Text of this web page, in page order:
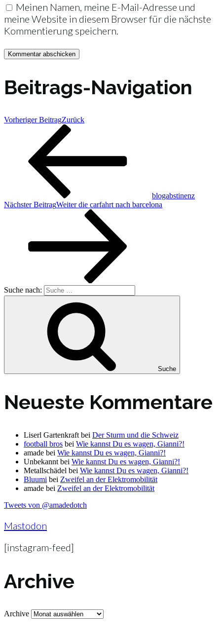
Meinen Namen, meine E-Mail-Adresse und
meine Website in diesem Browser für die nächste
Kommentierung speichern.
Beitrags-Navigation
Vorheriger BeitragZurück
blogabstinenz
Nächster BeitragWeiter die carfahrt nach barcelona
Suche nach:
Suche
Neueste Kommentare
Liserl Gartenkraft bei Der Sturm und die Schweiz
football bros bei Wie kannst Du es wagen, Gianni?!
amade bei Wie kannst Du es wagen, Gianni?!
Unbekannt bei Wie kannst Du es wagen, Gianni?!
Metallschädel bei Wie kannst Du es wagen, Gianni?!
Bluumi bei Zweifel an der Elektromobilität
amade bei Zweifel an der Elektromobilität
Tweets von @amadedotch
Mastodon
[instagram-feed]
Archive
Archive